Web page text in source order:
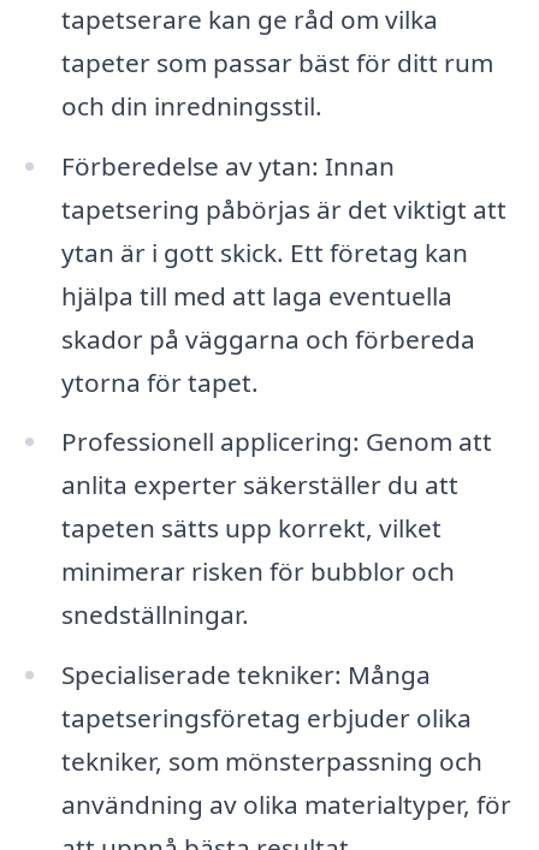
tapetserare kan ge råd om vilka
tapeter som passar bäst för ditt rum
och din inredningsstil.
Förberedelse av ytan: Innan
tapetsering påbörjas är det viktigt att
ytan är i gott skick. Ett företag kan
hjälpa till med att laga eventuella
skador på väggarna och förbereda
ytorna för tapet.
Professionell applicering: Genom att
anlita experter säkerställer du att
tapeten sätts upp korrekt, vilket
minimerar risken för bubblor och
snedställningar.
Specialiserade tekniker: Många
tapetseringsföretag erbjuder olika
tekniker, som mönsterpassning och
användning av olika materialtyper, för